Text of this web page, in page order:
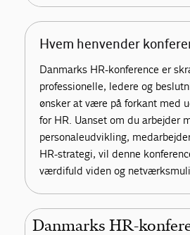
Hvem henvender
Danmarks HR-konference er
professionelle, ledere og
ønsker at være på forkant med
for HR. Uanset om du arbejder
personaleudvikling,
HR-strategi, vil denne
værdifuld viden og
Danmarks HR-